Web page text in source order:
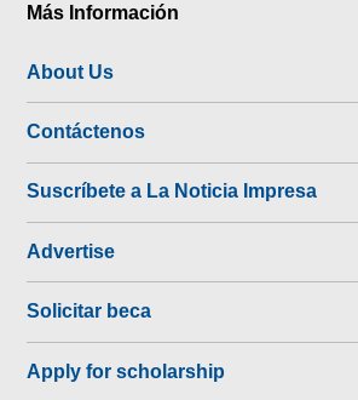
Más Información
About Us
Contáctenos
Suscríbete a La Noticia Impresa
Advertise
Solicitar beca
Apply for scholarship